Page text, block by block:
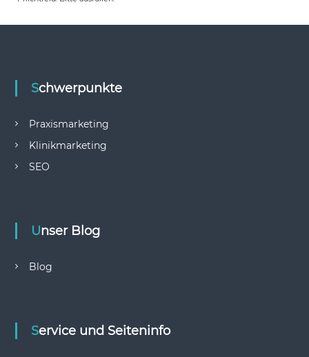
Schwerpunkte
Praxismarketing
Klinikmarketing
SEO
Unser Blog
Blog
Service und Seiteninfo